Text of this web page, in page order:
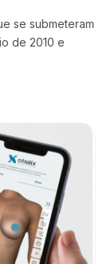
se submeteram
de 2010 e